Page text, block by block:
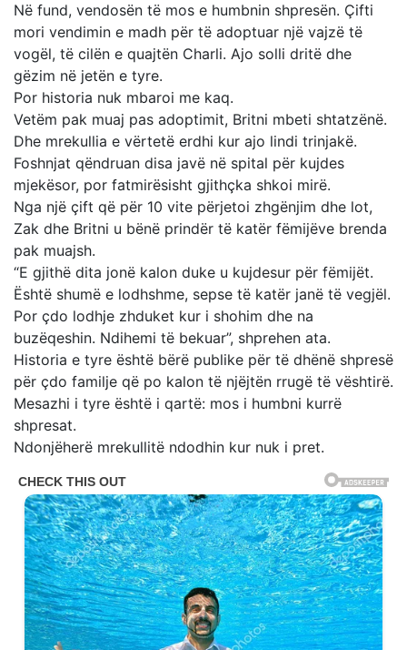
Në fund, vendosën të mos e humbnin shpresën. Çifti
mori vendimin e madh për të adoptuar një vajzë të
vogël, të cilën e quajtën Charli. Ajo solli dritë dhe
gëzim në jetën e tyre.
Por historia nuk mbaroi me kaq.
Vetëm pak muaj pas adoptimit, Britni mbeti shtatzënë.
Dhe mrekullia e vërtetë erdhi kur ajo lindi trinjakë.
Foshnjat qëndruan disa javë në spital për kujdes
mjekësor, por fatmirësisht gjithçka shkoi mirë.
Nga një çift që për 10 vite përjetoi zhgënjim dhe lot,
Zak dhe Britni u bënë prindër të katër fëmijëve brenda
pak muajsh.
“E gjithë dita jonë kalon duke u kujdesur për fëmijët.
Është shumë e lodhshme, sepse të katër janë të vegjël.
Por çdo lodhje zhduket kur i shohim dhe na
buzëqeshin. Ndihemi të bekuar”, shprehen ata.
Historia e tyre është bërë publike për të dhënë shpresë
për çdo familje që po kalon të njëjtën rrugë të vështirë.
Mesazhi i tyre është i qartë: mos i humbni kurrë
shpresat.
Ndonjëherë mrekullitë ndodhin kur nuk i pret.